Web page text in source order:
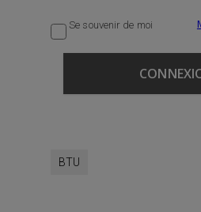
Se souvenir de moi
BTU